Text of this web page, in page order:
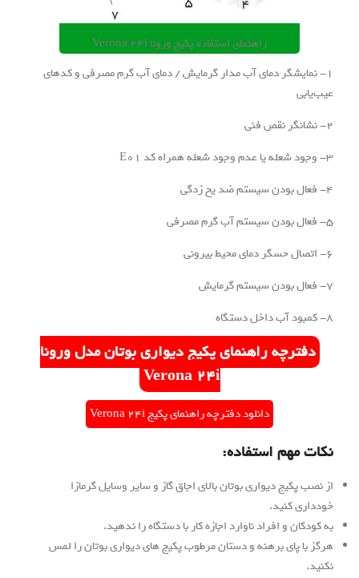
راهنمای استفاده پکیج ورونا Verona 24i
دمای آب مدار گرمایش / دمای آب گرم مصرفی و کدهای
راهنمای پکیج دیواری بوتان مدل ورونا
Verona 24i
دانلود دفترچه راهنمای پکیج Verona 24i
استفاده:
دیواری بوتان بالای اجاق گاز و سایر وسایل گرمازا
افراد ناوارد اجازه کار با دستگاه را ندهید.
برهنه و دستان مرطوب پکیج های دیواری بوتان را لمس